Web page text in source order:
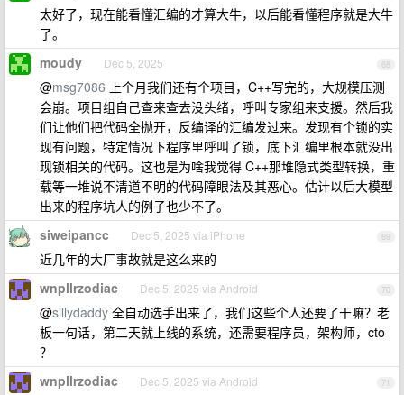
太好了，现在能看懂汇编的才算大牛，以后能看懂程序就是大牛
了。
68
moudy Dec 5, 2025
@msg7086 上个月我们还有个项目，C++写完的，大规模压测
会崩。项目组自己查来查去没头绪，呼叫专家组来支援。然后我
们让他们把代码全抛开，反编译的汇编发过来。发现有个锁的实
现有问题，特定情况下程序里呼叫了锁，底下汇编里根本就没出
现锁相关的代码。这也是为啥我觉得 C++那堆隐式类型转换，重
载等一堆说不清道不明的代码障眼法及其恶心。估计以后大模型
出来的程序坑人的例子也少不了。
69
siweipancc Dec 5, 2025 via iPhone
近几年的大厂事故就是这么来的
70
wnpllrzodiac Dec 5, 2025 via Android
@sillydaddy 全自动选手出来了，我们这些个人还要了干嘛？老
板一句话，第二天就上线的系统，还需要程序员，架构师，cto
？
71
wnpllrzodiac Dec 5, 2025 via Android